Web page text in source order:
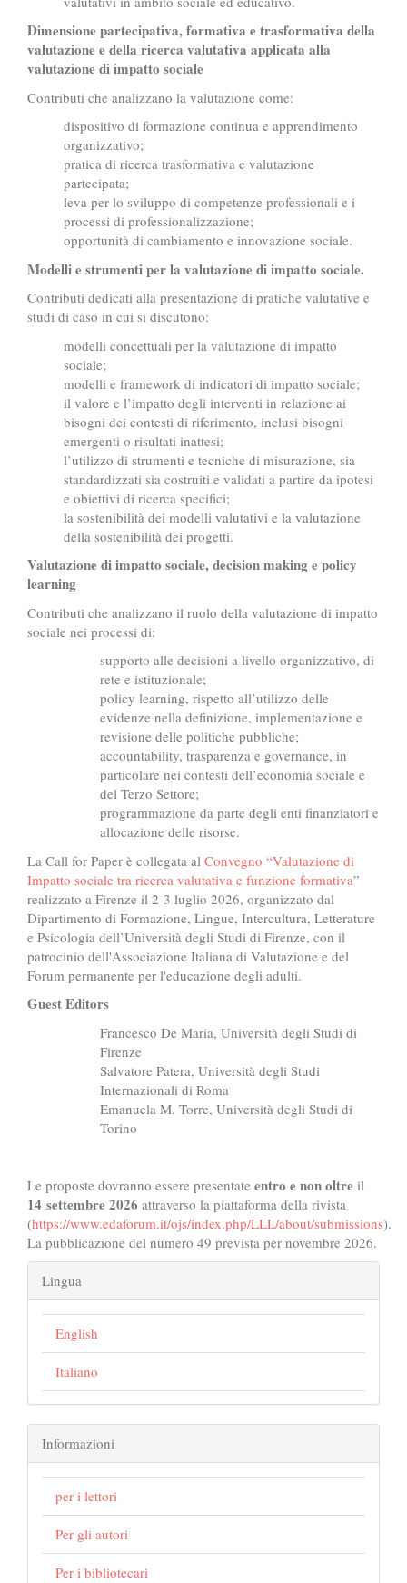
Dimensione partecipativa, formativa e trasformativa della
valutazione e della ricerca valutativa applicata alla
valutazione di impatto sociale
Contributi che analizzano la valutazione come:
dispositivo di formazione continua e apprendimento
organizzativo;
pratica di ricerca trasformativa e valutazione
partecipata;
leva per lo sviluppo di competenze professionali e i
processi di professionalizzazione;
opportunità di cambiamento e innovazione sociale.
Modelli e strumenti per la valutazione di impatto sociale.
Contributi dedicati alla presentazione di pratiche valutative e
studi di caso in cui si discutono:
modelli concettuali per la valutazione di impatto
sociale;
modelli e framework di indicatori di impatto sociale;
il valore e l’impatto degli interventi in relazione ai
bisogni dei contesti di riferimento, inclusi bisogni
emergenti o risultati inattesi;
l’utilizzo di strumenti e tecniche di misurazione, sia
standardizzati sia costruiti e validati a partire da ipotesi
e obiettivi di ricerca specifici;
la sostenibilità dei modelli valutativi e la valutazione
della sostenibilità dei progetti.
Valutazione di impatto sociale, decision making e policy
learning
Contributi che analizzano il ruolo della valutazione di impatto
sociale nei processi di:
supporto alle decisioni a livello organizzativo, di
rete e istituzionale;
policy learning, rispetto all’utilizzo delle
evidenze nella definizione, implementazione e
revisione delle politiche pubbliche;
accountability, trasparenza e governance, in
particolare nei contesti dell’economia sociale e
del Terzo Settore;
programmazione da parte degli enti finanziatori e
allocazione delle risorse.
La Call for Paper è collegata al Convegno “Valutazione di
Impatto sociale tra ricerca valutativa e funzione formativa”
realizzato a Firenze il 2-3 luglio 2026, organizzato dal
Dipartimento di Formazione, Lingue, Intercultura, Letterature
e Psicologia dell’Università degli Studi di Firenze, con il
patrocinio dell'Associazione Italiana di Valutazione e del
Forum permanente per l'educazione degli adulti.
Guest Editors
Francesco De Maria, Università degli Studi di
Firenze
Salvatore Patera, Università degli Studi
Internazionali di Roma
Emanuela M. Torre, Università degli Studi di
Torino
Le proposte dovranno essere presentate entro e non oltre il
14 settembre 2026 attraverso la piattaforma della rivista
(https://www.edaforum.it/ojs/index.php/LLL/about/submissions).
La pubblicazione del numero 49 prevista per novembre 2026.
Lingua
English
Italiano
Informazioni
per i lettori
Per gli autori
Per i bibliotecari